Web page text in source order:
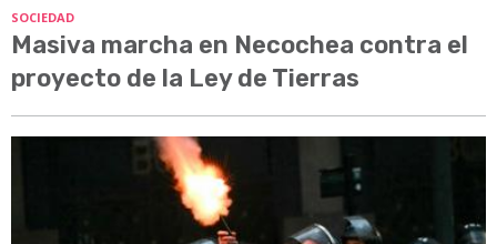
SOCIEDAD
Masiva marcha en Necochea contra el
proyecto de la Ley de Tierras